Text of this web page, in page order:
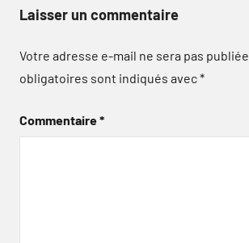
Laisser un commentaire
Votre adresse e-mail ne sera pas publiée.
obligatoires sont indiqués avec*
Commentaire*